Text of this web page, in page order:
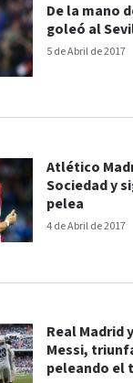
5 de Abril de 2017
De la mano
goleó al
4 de Abril de 2017
Atlético
Sociedad y
pelea
Real Madrid
Messi,
peleando el